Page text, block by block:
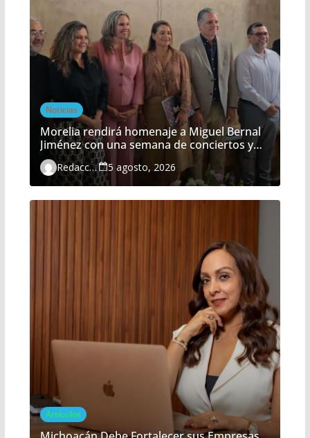
Noticias
Morelia rendirá homenaje a Miguel Bernal
Jiménez con una semana de conciertos y
actividades gratuitas
Redacción 5 agosto, 2026
Artículos